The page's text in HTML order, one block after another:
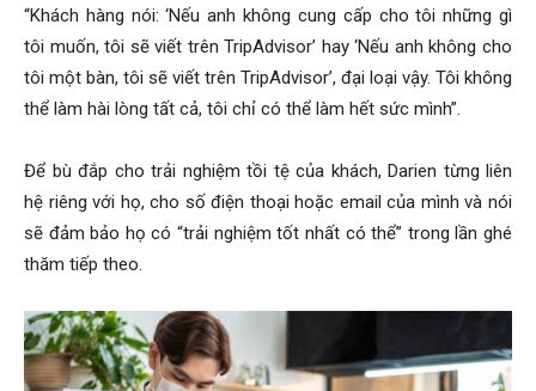
“Khách hàng nói: ‘Nếu anh không cung cấp cho tôi những gì
tôi muốn, tôi sẽ viết trên TripAdvisor’ hay ‘Nếu anh không cho
tôi một bàn, tôi sẽ viết trên TripAdvisor’, đại loại vậy. Tôi không
thể làm hài lòng tất cả, tôi chỉ có thể làm hết sức mình”.
Để bù đắp cho trải nghiệm tồi tệ của khách, Darien từng liên
hệ riêng với họ, cho số điện thoại hoặc email của mình và nói
sẽ đảm bảo họ có “trải nghiệm tốt nhất có thể” trong lần ghé
thăm tiếp theo.